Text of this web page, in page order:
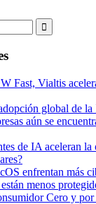
Buscar
Fast, Vialtis
global de
aún se
de IA aceleran
enfrentan más
menos
Cero y